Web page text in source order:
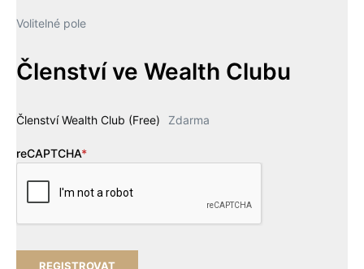
Volitelné pole
Členství ve Wealth Clubu
Členství Wealth Club (Free) Zdarma
reCAPTCHA*